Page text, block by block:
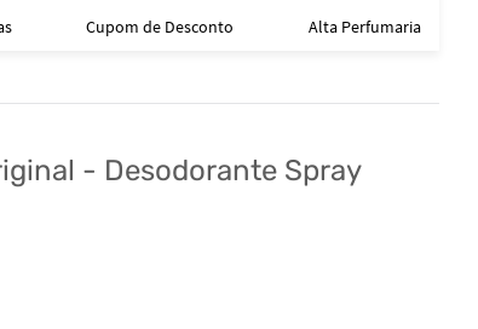
Cupom de Desconto Alta Perfumaria
- Desodorante Spray